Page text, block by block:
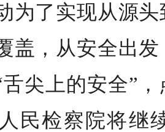
为了实现从源
盖，从安全出
尖上的安全”
民检察院将继